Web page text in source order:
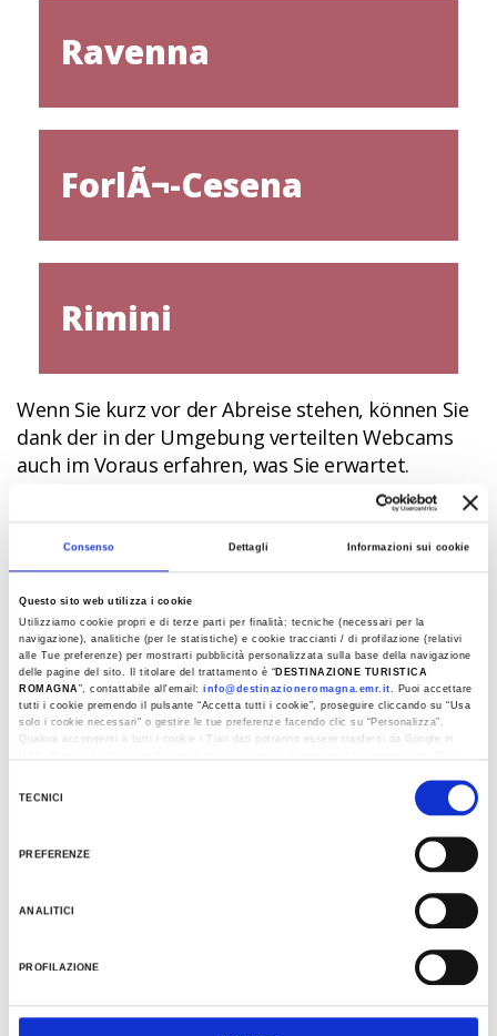
Consenso Dettagli Informazioni sui cookie
Questo sito web utilizza i cookie
Utilizziamo cookie propri e di terze parti per finalità: tecniche (necessari per la
navigazione), analitiche (per le statistiche) e cookie traccianti / di profilazione (relativi
alle Tue preferenze) per mostrarti pubblicità personalizzata sulla base della navigazione
delle pagine del sito. Il titolare del trattamento è “ DESTINAZIONE TURISTICA
ROMAGNA”, contattabile all'email:info@destinazioneromagna.emr.it. Puoi accettare
tutti i cookie premendo il pulsante “Accetta tutti i cookie”, proseguire cliccando su “Usa
solo i cookie necessari" o gestire le tue preferenze facendo clic su “Personalizza”.
Qualora acconsenti a tutti i cookie i Tuoi dati potranno essere trasferiti da Google in
TECNICI
PREFERENZE
ANALITICI
PROFILAZIONE
Ravenna
ForlÃ¬-Cesena
Rimini
Wenn Sie kurz vor der Abreise stehen, können Sie
dank der in der Umgebung verteilten Webcams
auch im Voraus erfahren, was Sie erwartet.